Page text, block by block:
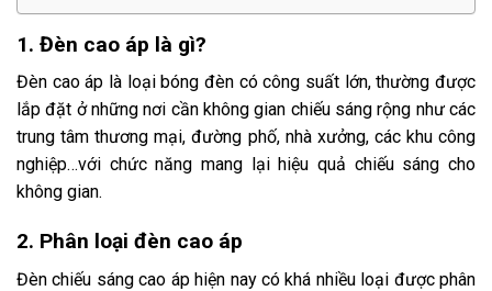
1. Đèn cao áp là gì?
Đèn cao áp là loại bóng đèn có công suất lớn, thường được
lắp đặt ở những nơi cần không gian chiếu sáng rộng như các
trung tâm thương mại, đường phố, nhà xưởng, các khu công
nghiệp…với chức năng mang lại hiệu quả chiếu sáng cho
không gian.
2. Phân loại đèn cao áp
Đèn chiếu sáng cao áp hiện nay có khá nhiều loại được phân